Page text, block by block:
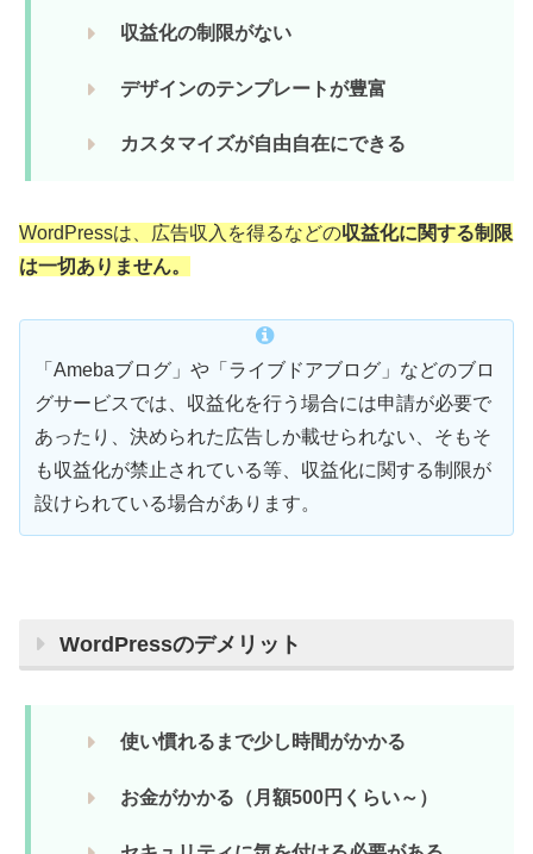
収益化の制限がない
デザインのテンプレートが豊富
カスタマイズが自由自在にできる
WordPressは、広告収入を得るなどの収益化に関する制限
は一切ありません。
「Amebaブログ」や「ライブドアブログ」などのブロ
グサービスでは、収益化を行う場合には申請が必要で
あったり、決められた広告しか載せられない、そもそ
も収益化が禁止されている等、収益化に関する制限が
設けられている場合があります。
WordPressのデメリット
使い慣れるまで少し時間がかかる
お金がかかる（月額500円くらい～）